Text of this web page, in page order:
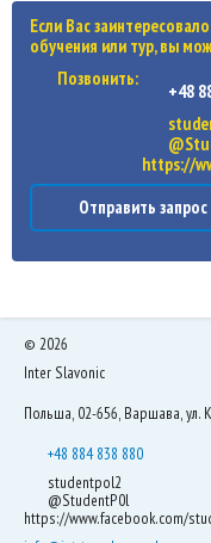
Если Вас
обучения или тур, вы
Позвонить:
+48
https://
Отправить запрос
© 2026
Inter Slavonic
Польша, 02-656, Варшава, ул.
+48 884 838 880
studentpol2
@StudentP0l
https://www.facebook.com/